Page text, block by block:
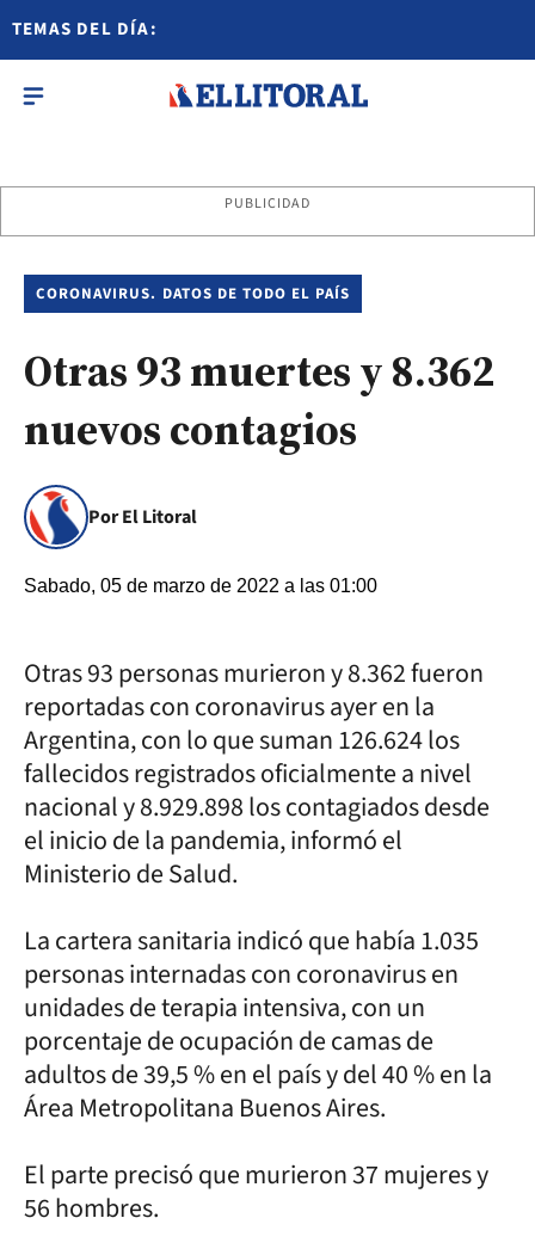
TEMAS DEL DÍA:
PUBLICIDAD
CORONAVIRUS. DATOS DE TODO EL PAÍS
Otras 93 muertes y 8.362
nuevos contagios
Por El Litoral
Sabado, 05 de marzo de 2022 a las 01:00
Otras 93 personas murieron y 8.362 fueron
reportadas con coronavirus ayer en la
Argentina, con lo que suman 126.624 los
fallecidos registrados oficialmente a nivel
nacional y 8.929.898 los contagiados desde
el inicio de la pandemia, informó el
Ministerio de Salud.
La cartera sanitaria indicó que había 1.035
personas internadas con coronavirus en
unidades de terapia intensiva, con un
porcentaje de ocupación de camas de
adultos de 39,5 % en el país y del 40 % en la
Área Metropolitana Buenos Aires.
El parte precisó que murieron 37 mujeres y
56 hombres.